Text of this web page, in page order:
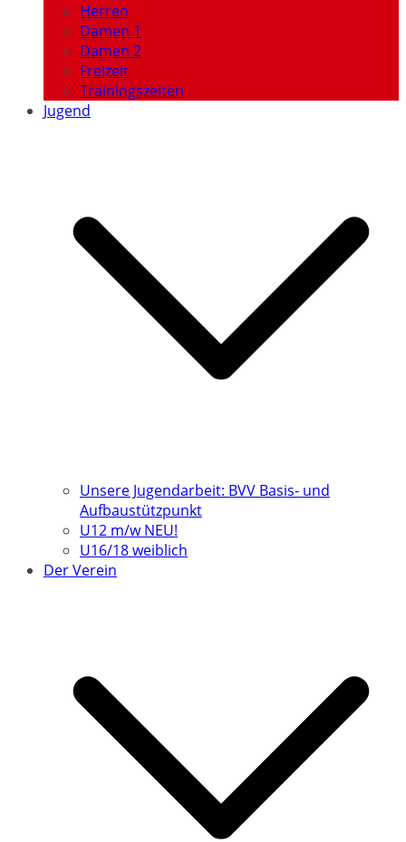
Herren
Damen 1
Damen 2
Freizeit
Trainingszeiten
Jugend
Unsere Jugendarbeit: BVV Basis- und
Aufbaustützpunkt
U12 m/w NEU!
U16/18 weiblich
Der Verein